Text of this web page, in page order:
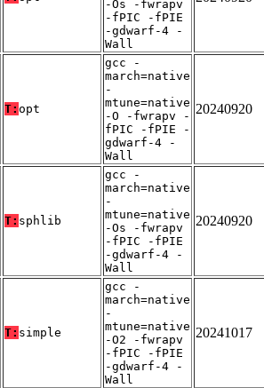
-Os -fwrapv
-fPIC -fPIE
-gdwarf-4 -
Wall
T: opt
gcc -
march=native
-
mtune=native
-O -fwrapv -
fPIC -fPIE -
gdwarf-4 -
Wall
20240920
T: sphlib
gcc -
march=native
-
mtune=native
-Os -fwrapv
-fPIC -fPIE
-gdwarf-4 -
Wall
20240920
T: simple
gcc -
march=native
-
mtune=native
-O2 -fwrapv
-fPIC -fPIE
-gdwarf-4 -
Wall
20241017